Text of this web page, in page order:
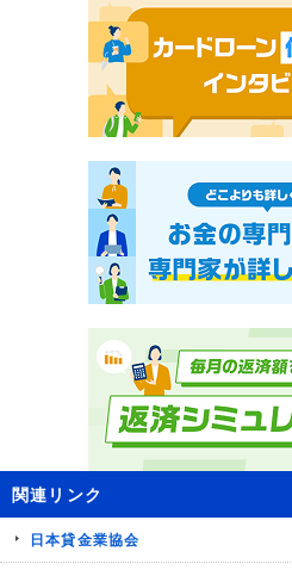
関連リンク
日本貸金業協会